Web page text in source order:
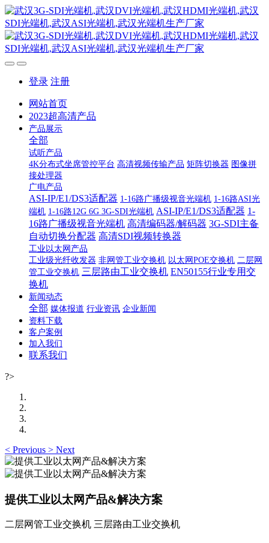
登录 注册
网站首页
2023超高清产品
产品展示
全部
试听产品
4K分布式坐席管控平台 高清视频传输产品 矩阵切换器 图像拼
接处理器
广电产品
ASI-IP/E1/DS3适配器 1-16路广播级视音光端机 1-16路ASI光
端机 1-16路12G 6G 3G-SDI光端机 ASI-IP/E1/DS3适配器 1-
16路广播级视音光端机 高清编码器/解码器 3G-SDI主备
自动切换分配器 高清SDI视频转换器
工业以太网产品
工业级光纤收发器 非网管工业交换机 以太网POE交换机 二层网
管工业交换机 三层路由工业交换机 EN50155行业专用交
换机
新闻动态
全部 媒体报道 行业资讯 企业新闻
资料下载
客户案例
加入我们
联系我们
?>
< Previous > Next
提供工业以太网产品&解决方案
二层网管工业交换机 三层路由工业交换机